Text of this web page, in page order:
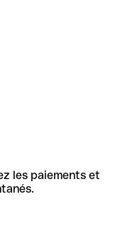
les paiements et